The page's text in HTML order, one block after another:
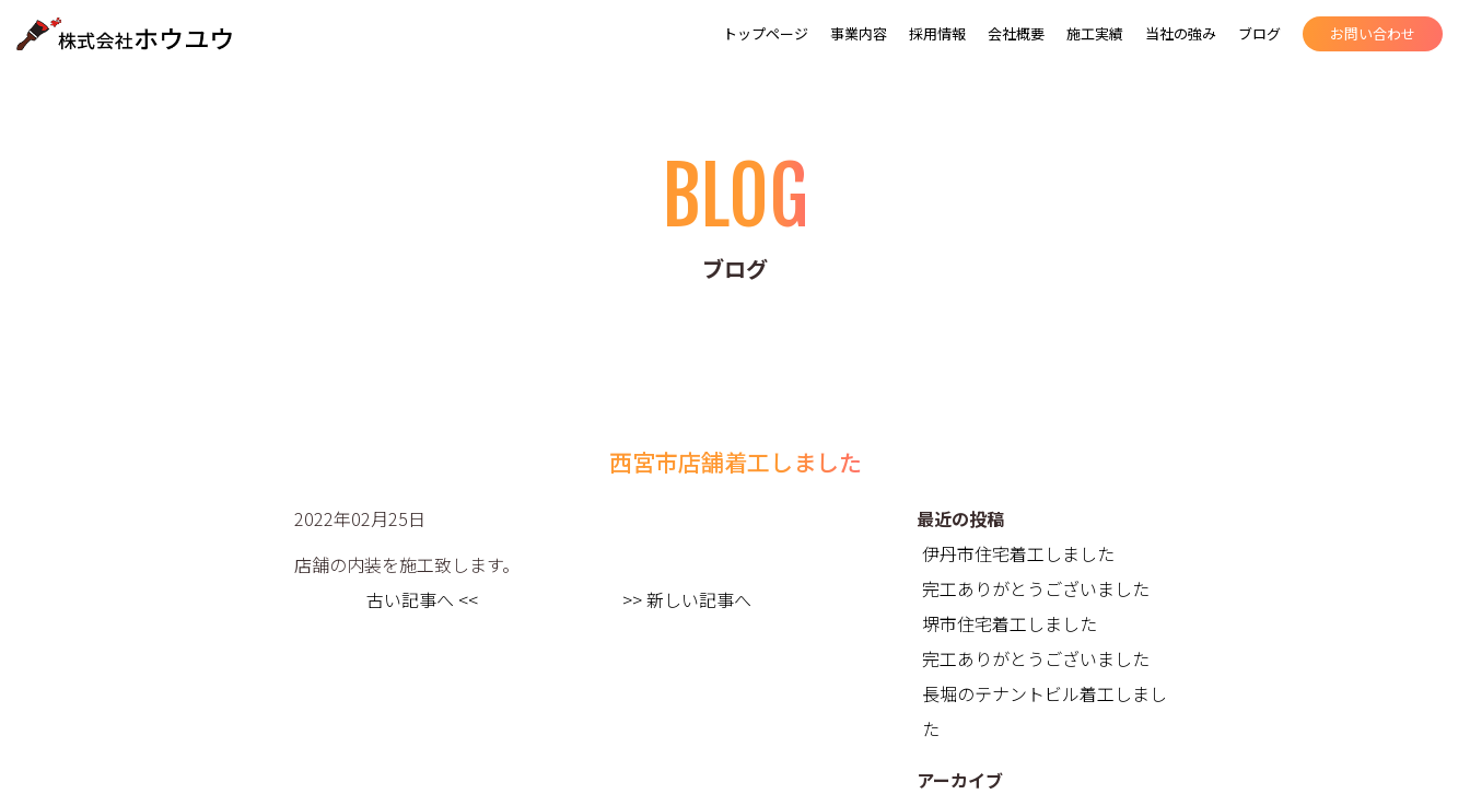
トップページ 事業内容 採用情報 会社概要 施工実績 当社の強み ブログ お問い合わせ
BLOG
ブログ
西宮市店舗着工しました
2022年02月25日
店舗の内装を施工致します。
古い記事へ <<
>> 新しい記事へ
最近の投稿
伊丹市住宅着工しました
完工ありがとうございました
堺市住宅着工しました
完工ありがとうございました
長堀のテナントビル着工しまし
た
アーカイブ